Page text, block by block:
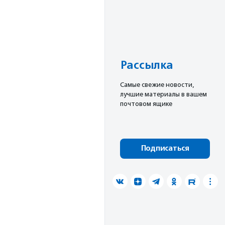
Рассылка
Cамые свежие новости,
лучшие материалы в вашем
почтовом ящике
Подписаться